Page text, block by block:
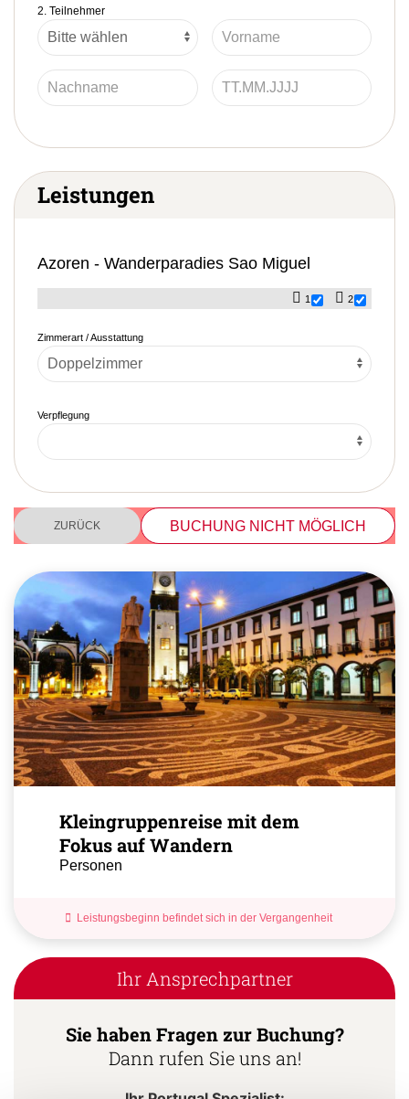
2. Teilnehmer
Leistungen
Azoren - Wanderparadies Sao Miguel
1 2
Zimmerart / Ausstattung
Verpflegung
ZURÜCK BUCHUNG NICHT MÖGLICH
Kleingruppenreise mit dem
Fokus auf Wandern
Personen
Leistungsbeginn befindet sich in der Vergangenheit
Ihr Ansprechpartner
Sie haben Fragen zur Buchung?
Dann rufen Sie uns an!